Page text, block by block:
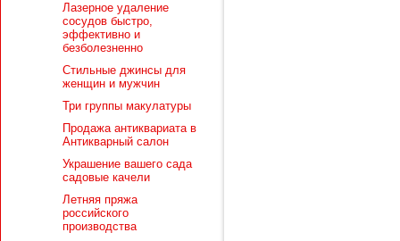
Лазерное удаление
сосудов быстро,
эффективно и
безболезненно
Стильные джинсы для
женщин и мужчин
Три группы макулатуры
Продажа антиквариата в
Антикварный салон
Украшение вашего сада
садовые качели
Летняя пряжа
российского
производства